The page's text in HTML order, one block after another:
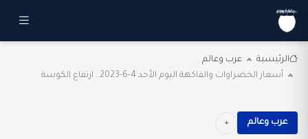
الرئيسية
عرب وعالم
أسعار الخضراوات والفاكهة اليوم الأحد 4-6-2023.. ارتفاع الكوسة
عرب وعالم